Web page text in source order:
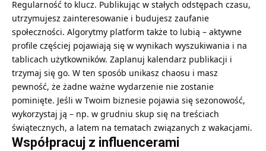
Regularność to klucz. Publikując w stałych odstępach czasu,
utrzymujesz zainteresowanie i budujesz zaufanie
społeczności. Algorytmy platform także to lubią – aktywne
profile częściej pojawiają się w wynikach wyszukiwania i na
tablicach użytkowników. Zaplanuj kalendarz publikacji i
trzymaj się go. W ten sposób unikasz chaosu i masz
pewność, że żadne ważne wydarzenie nie zostanie
pominięte. Jeśli w Twoim biznesie pojawia się sezonowość,
wykorzystaj ją – np. w grudniu skup się na treściach
świątecznych, a latem na tematach związanych z wakacjami.
Współpracuj z influencerami